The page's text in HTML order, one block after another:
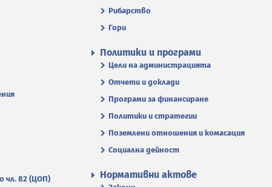
Рибарство
Гори
Политики и програми
Цели на администрацията
Отчети и доклади
Програми за финансиране
Политики и стратегии
Поземлени отношения и комасация
Социална дейност
чл. 82 (ЦОП)
Нормативни актове